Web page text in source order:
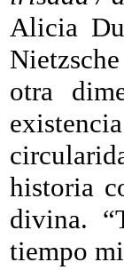
Alicia
otra
historia
divina.
tiempo